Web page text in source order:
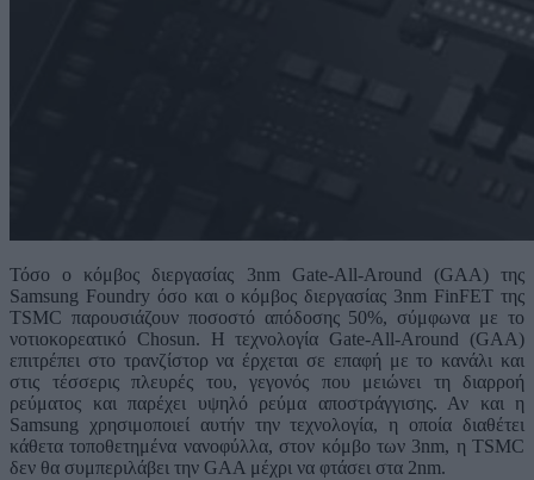
Τόσο ο κόμβος διεργασίας 3nm Gate-All-Around (GAA) της
Samsung Foundry όσο και ο κόμβος διεργασίας 3nm FinFET της
TSMC παρουσιάζουν ποσοστό απόδοσης 50%, σύμφωνα με το
νοτιοκορεατικό Chosun. Η τεχνολογία Gate-All-Around (GAA)
επιτρέπει στο τρανζίστορ να έρχεται σε επαφή με το κανάλι και
στις τέσσερις πλευρές του, γεγονός που μειώνει τη διαρροή
ρεύματος και παρέχει υψηλό ρεύμα αποστράγγισης. Αν και η
Samsung χρησιμοποιεί αυτήν την τεχνολογία, η οποία διαθέτει
κάθετα τοποθετημένα νανοφύλλα, στον κόμβο των 3nm, η TSMC
δεν θα συμπεριλάβει την GAA μέχρι να φτάσει στα 2nm.